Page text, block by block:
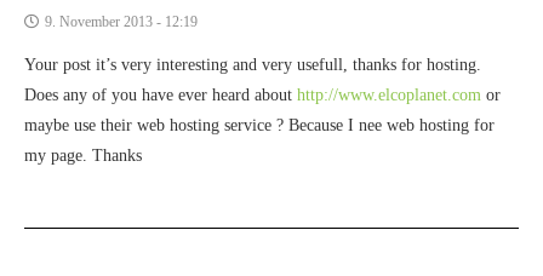
9. November 2013 - 12:19
Your post it’s very interesting and very usefull, thanks for hosting.
Does any of you have ever heard about http://www.elcoplanet.com or
maybe use their web hosting service ? Because I nee web hosting for
my page. Thanks